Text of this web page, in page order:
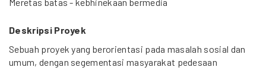
Deskripsi Proyek
Sebuah proyek yang berorientasi pada masalah sosial dan
umum, dengan segementasi masyarakat pedesaan